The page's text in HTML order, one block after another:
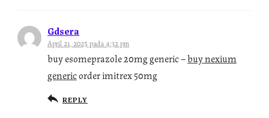
Gdsera
April 21, 2025 pada 4:32 pm
buy esomeprazole 20mg generic –buy nexium
genericorder imitrex 50mg
REPLY